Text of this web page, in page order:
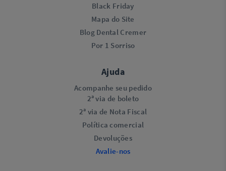
Black Friday
Mapa do Site
Blog Dental Cremer
Por 1 Sorriso
Ajuda
Acompanhe seu pedido
2ª via de boleto
2ª via de Nota Fiscal
Política comercial
Devoluções
Avalie-nos